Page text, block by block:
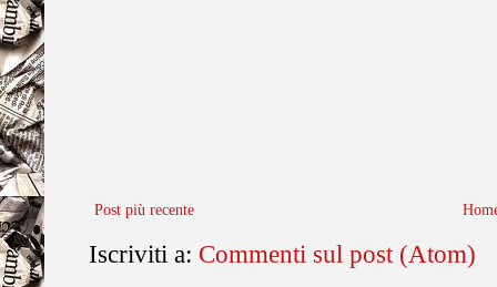
Post più recente
Iscriviti a: Commenti sul post (Atom)